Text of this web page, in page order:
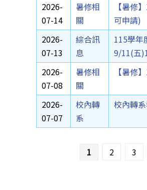
2026-
07-14
暑修相
關
【暑修
可申請)
2026-
07-13
綜合訊
息
115學年
9/11(五
2026-
07-08
暑修相
關
【暑修
2026-
07-07
校內轉
系
校內轉
1 2 3